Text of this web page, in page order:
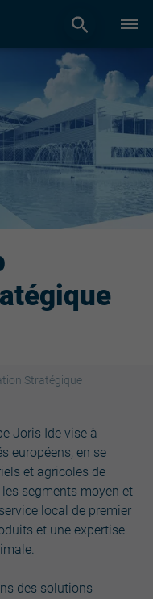
Stratégique
Joris Ide vise à
européens, en se
et agricoles de
segments moyen et
local de premier
et une expertise
des solutions